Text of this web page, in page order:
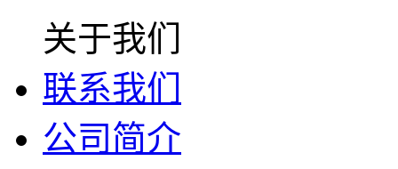
关于我们
联系我们
公司简介